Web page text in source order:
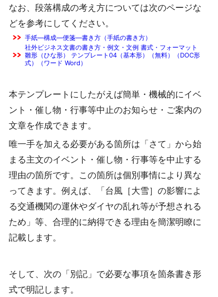
なお、段落構成の考え方については次のページな
どを参考にしてください。
手紙―構成―便箋―書き方（手紙の書き方）
社外ビジネス文書の書き方・例文・文例 書式・フォーマット
雛形（ひな形） テンプレート04（基本形）（無料）（DOC形
式）（ワード Word）
本テンプレートにしたがえば簡単・機械的にイベ
ント・催し物・行事等中止のお知らせ・ご案内の
文章を作成できます。
唯一手を加える必要がある箇所は「さて」から始
まる主文のイベント・催し物・行事等を中止する
理由の箇所です。この箇所は個別事情により異な
ってきます。例えば、「台風［大雪］の影響によ
る交通機関の運休やダイヤの乱れ等が予想される
ため」等、合理的に納得できる理由を簡潔明瞭に
記載します。
そして、次の「別記」で必要な事項を箇条書き形
式で明記します。